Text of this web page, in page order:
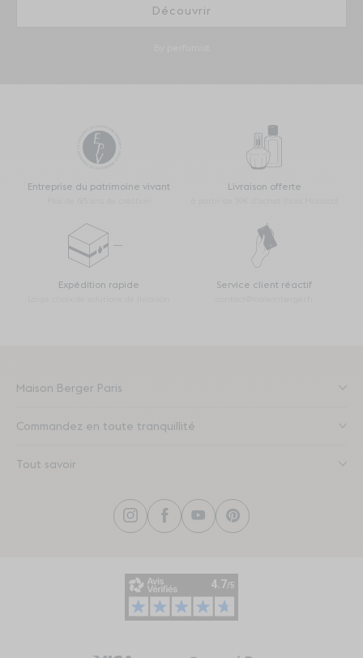
Découvrir
Entreprise du patrimoine vivant Livraison offerte
Expédition rapide Service client réactif
Maison Berger Paris
Commandez en toute tranquillité
Tout savoir
InstagramFacebook
YouTubePinterest